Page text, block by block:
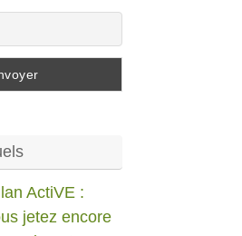
ActiVE :
jetez encore